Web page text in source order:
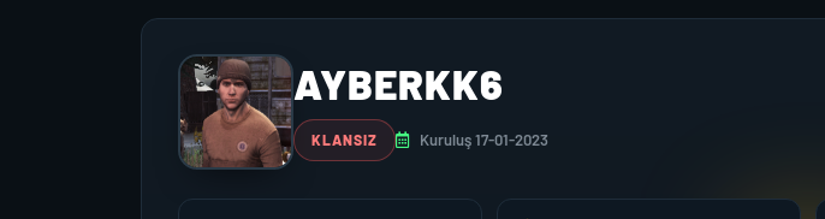
AYBERKK6
KLANSIZ Kuruluş 17-01-2023